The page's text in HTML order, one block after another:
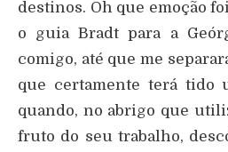
destinos. Oh que emoção
o guia Bradt para a
comigo, até que me
que certamente terá tido
quando, no abrigo que
fruto do seu trabalho,